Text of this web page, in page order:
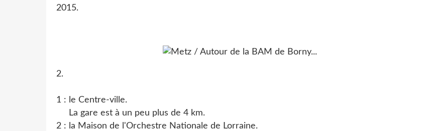
2015.
2.
1 : le Centre-ville.
La gare est à un peu plus de 4 km.
2 : la Maison de l'Orchestre Nationale de Lorraine.